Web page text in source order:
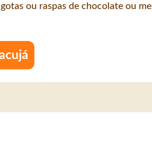
ou raspas de chocolate ou